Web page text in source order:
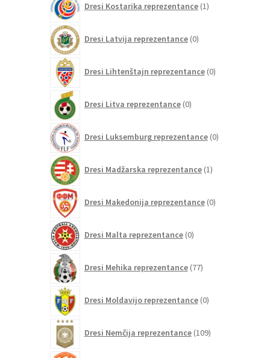
Dresi Kostarika reprezentance 1izdelek
Dresi Latvija reprezentance 0izdelkov
Dresi Lihtenštajn reprezentance 0izdelkov
Dresi Litva reprezentance 0izdelkov
Dresi Luksemburg reprezentance 0izdelkov
Dresi Madžarska reprezentance 1izdelek
Dresi Makedonija reprezentance 0izdelkov
Dresi Malta reprezentance 0izdelkov
Dresi Mehika reprezentance 77izdelkov
Dresi Moldavijo reprezentance 0izdelkov
Dresi Nemčija reprezentance 109izdelkov